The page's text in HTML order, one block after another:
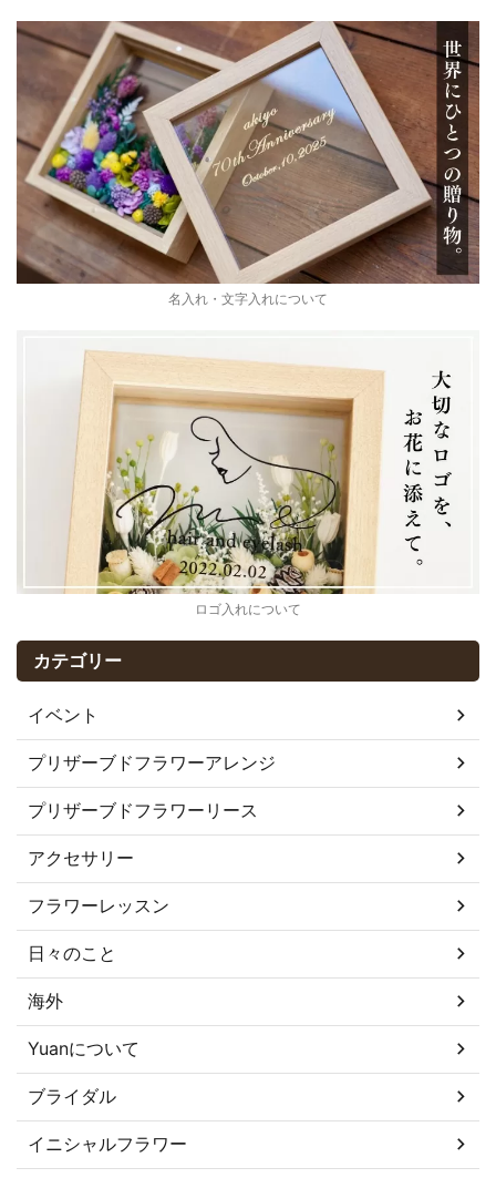
名入れ・文字入れについて
ロゴ入れについて
カテゴリー
イベント
プリザーブドフラワーアレンジ
プリザーブドフラワーリース
アクセサリー
フラワーレッスン
日々のこと
海外
Yuanについて
ブライダル
イニシャルフラワー